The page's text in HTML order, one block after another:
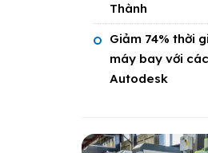
Thành
Giảm 74% thời
máy bay với
Autodesk